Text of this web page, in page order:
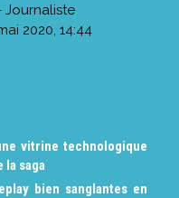
Journaliste
2020, 14:44
vitrine technologique
la saga
bien sanglantes en